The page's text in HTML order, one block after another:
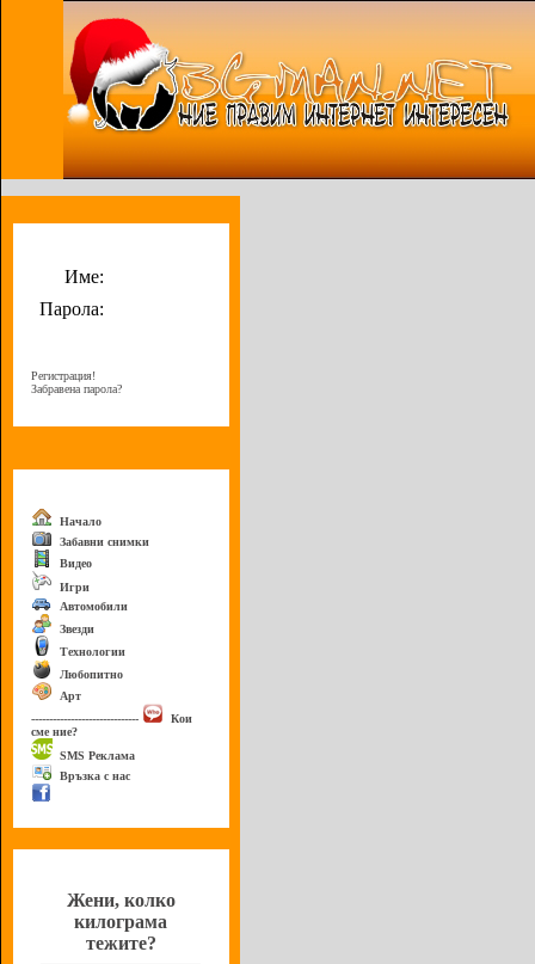
Име:
Парола:
Регистрация!
Забравена парола?
Начало
Забавни снимки
Видео
Игри
Автомобили
Звезди
Технологии
Любопитно
Арт
------------------------------
Кои
сме ние?
SMS Реклама
Връзка с нас
Жени, колко
килограма
тежите?